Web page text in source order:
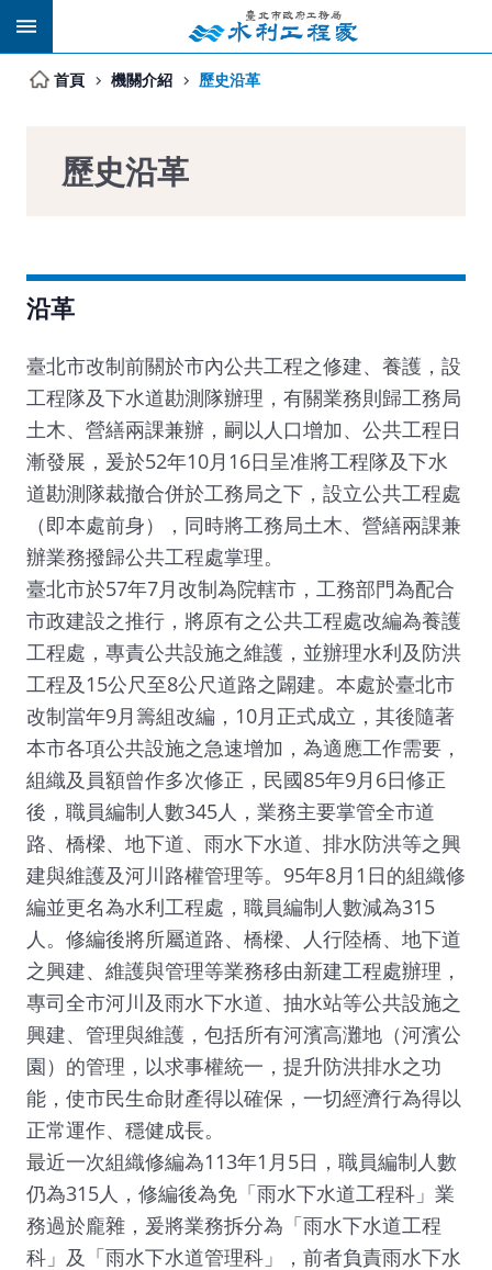
跳到主要內容區塊
首頁 機關介紹 歷史沿革
歷史沿革
沿革
臺北市改制前關於市內公共工程之修建、養護，設
工程隊及下水道勘測隊辦理，有關業務則歸工務局
土木、營繕兩課兼辦，嗣以人口增加、公共工程日
漸發展，爰於52年10月16日呈准將工程隊及下水
道勘測隊裁撤合併於工務局之下，設立公共工程處
（即本處前身），同時將工務局土木、營繕兩課兼
辦業務撥歸公共工程處掌理。
臺北市於57年7月改制為院轄市，工務部門為配合
市政建設之推行，將原有之公共工程處改編為養護
工程處，專責公共設施之維護，並辦理水利及防洪
工程及15公尺至8公尺道路之闢建。本處於臺北市
改制當年9月籌組改編，10月正式成立，其後隨著
本市各項公共設施之急速增加，為適應工作需要，
組織及員額曾作多次修正，民國85年9月6日修正
後，職員編制人數345人，業務主要掌管全市道
路、橋樑、地下道、雨水下水道、排水防洪等之興
建與維護及河川路權管理等。95年8月1日的組織修
編並更名為水利工程處，職員編制人數減為315
人。修編後將所屬道路、橋樑、人行陸橋、地下道
之興建、維護與管理等業務移由新建工程處辦理，
專司全市河川及雨水下水道、抽水站等公共設施之
興建、管理與維護，包括所有河濱高灘地（河濱公
園）的管理，以求事權統一，提升防洪排水之功
能，使市民生命財產得以確保，一切經濟行為得以
正常運作、穩健成長。
最近一次組織修編為113年1月5日，職員編制人數
仍為315人，修編後為免「雨水下水道工程科」業
務過於龐雜，爰將業務拆分為「雨水下水道工程
科」及「雨水下水道管理科」，前者負責雨水下水